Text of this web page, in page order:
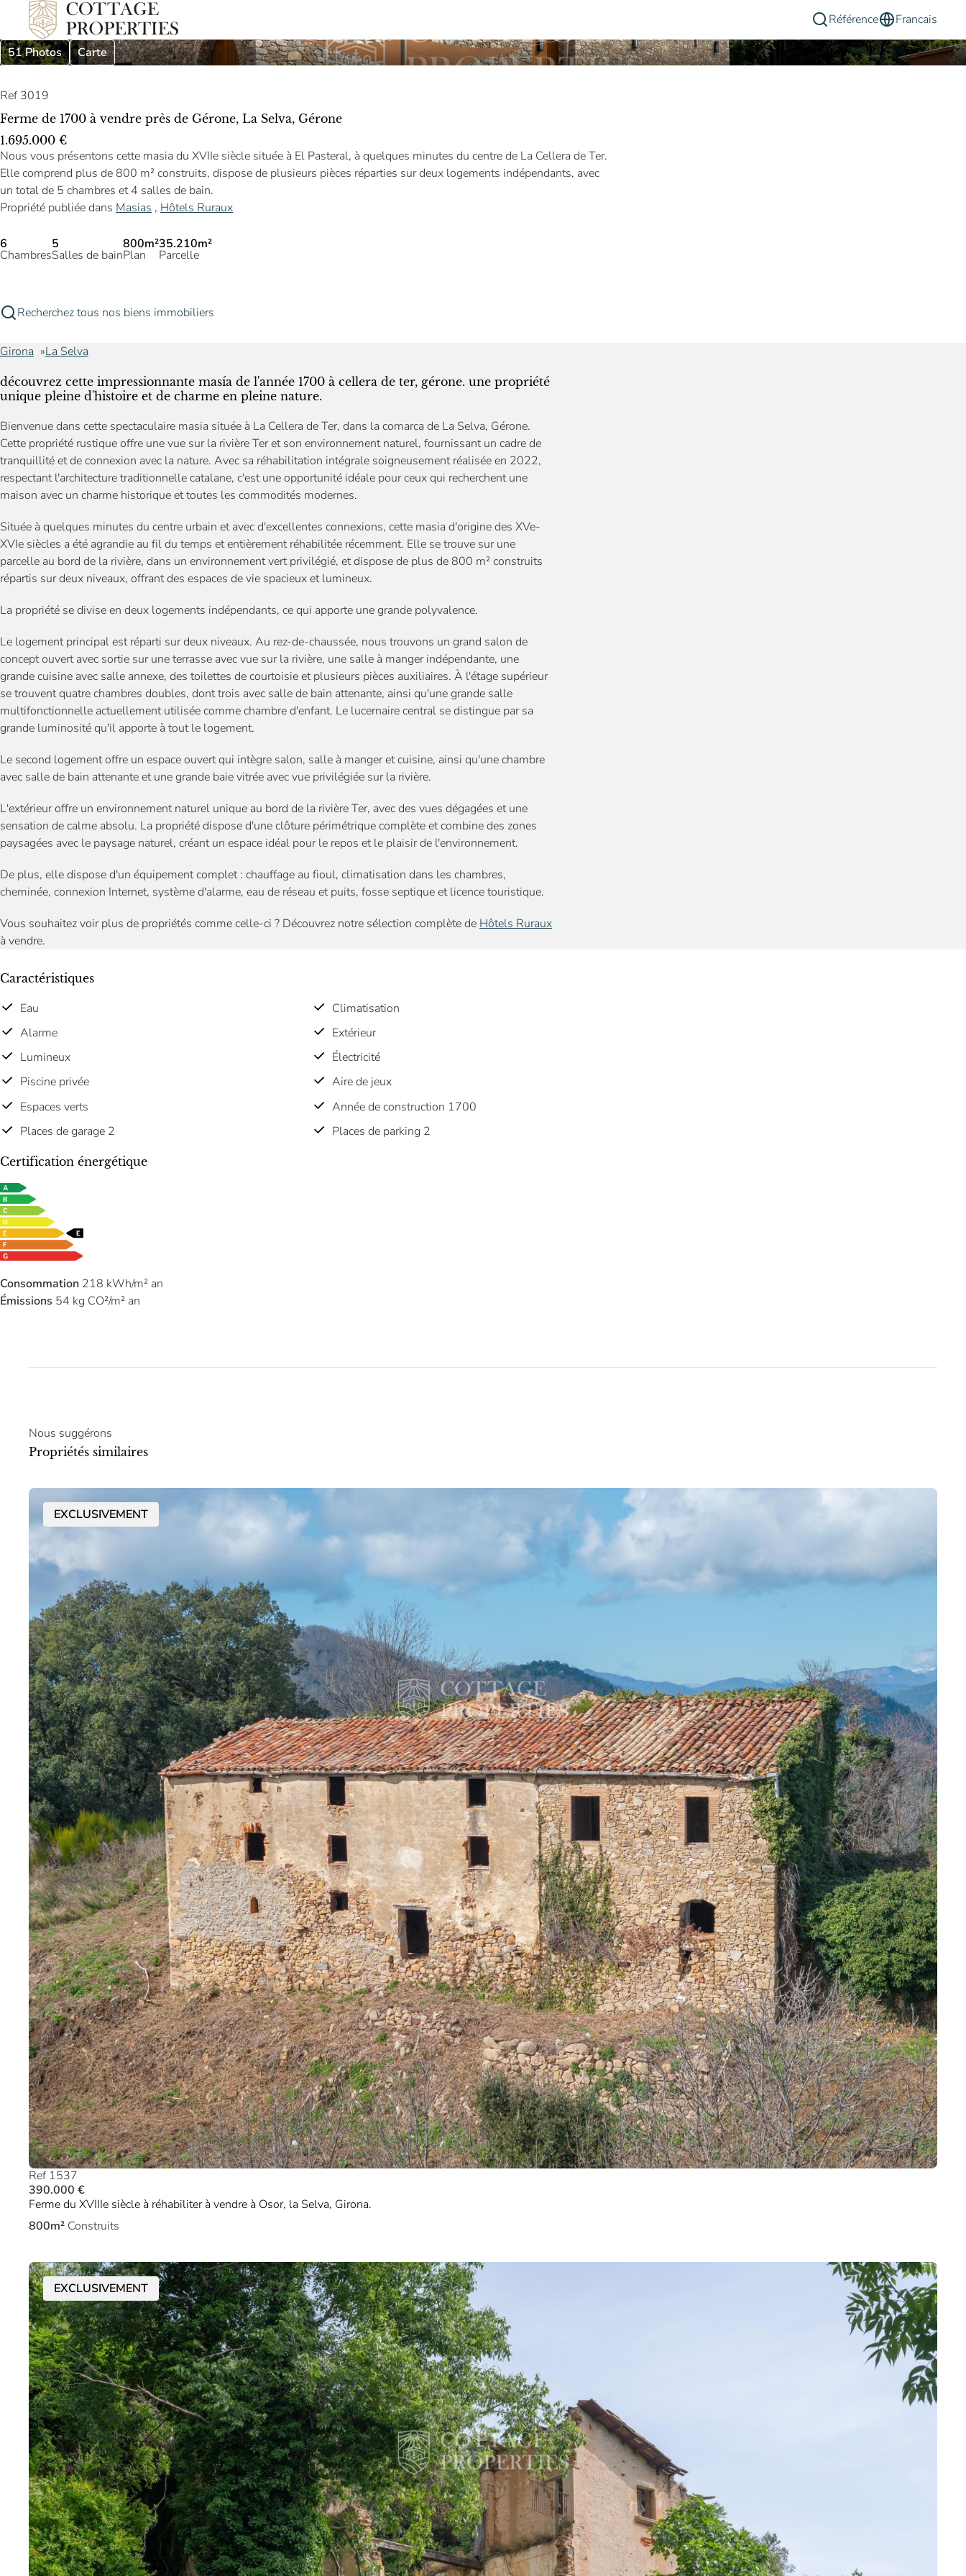
Référence Francais
51 Photos Carte
Ref 3019
Ferme de 1700 à vendre près de Gérone, La Selva, Gérone
1.695.000 €
Nous vous présentons cette masia du XVIIe siècle située à El Pasteral, à quelques minutes du centre de La Cellera de Ter.
Elle comprend plus de 800 m² construits, dispose de plusieurs pièces réparties sur deux logements indépendants, avec
un total de 5 chambres et 4 salles de bain.
Propriété publiée dans Masias , Hôtels Ruraux
6
Chambres
5
Salles de bain
800m²
Plan
35.210m²
Parcelle
Recherchez tous nos biens immobiliers
Girona La Selva
découvrez cette impressionnante masía de l'année 1700 à cellera de ter, gérone. une propriété
unique pleine d'histoire et de charme en pleine nature.
Bienvenue dans cette spectaculaire masia située à La Cellera de Ter, dans la comarca de La Selva, Gérone.
Cette propriété rustique offre une vue sur la rivière Ter et son environnement naturel, fournissant un cadre de
tranquillité et de connexion avec la nature. Avec sa réhabilitation intégrale soigneusement réalisée en 2022,
respectant l'architecture traditionnelle catalane, c'est une opportunité idéale pour ceux qui recherchent une
maison avec un charme historique et toutes les commodités modernes.
Située à quelques minutes du centre urbain et avec d'excellentes connexions, cette masia d'origine des XVe-
XVIe siècles a été agrandie au fil du temps et entièrement réhabilitée récemment. Elle se trouve sur une
parcelle au bord de la rivière, dans un environnement vert privilégié, et dispose de plus de 800 m² construits
répartis sur deux niveaux, offrant des espaces de vie spacieux et lumineux.
La propriété se divise en deux logements indépendants, ce qui apporte une grande polyvalence.
Le logement principal est réparti sur deux niveaux. Au rez-de-chaussée, nous trouvons un grand salon de
concept ouvert avec sortie sur une terrasse avec vue sur la rivière, une salle à manger indépendante, une
grande cuisine avec salle annexe, des toilettes de courtoisie et plusieurs pièces auxiliaires. À l'étage supérieur
se trouvent quatre chambres doubles, dont trois avec salle de bain attenante, ainsi qu'une grande salle
multifonctionnelle actuellement utilisée comme chambre d'enfant. Le lucernaire central se distingue par sa
grande luminosité qu'il apporte à tout le logement.
Le second logement offre un espace ouvert qui intègre salon, salle à manger et cuisine, ainsi qu'une chambre
avec salle de bain attenante et une grande baie vitrée avec vue privilégiée sur la rivière.
L'extérieur offre un environnement naturel unique au bord de la rivière Ter, avec des vues dégagées et une
sensation de calme absolu. La propriété dispose d'une clôture périmétrique complète et combine des zones
paysagées avec le paysage naturel, créant un espace idéal pour le repos et le plaisir de l'environnement.
De plus, elle dispose d'un équipement complet : chauffage au fioul, climatisation dans les chambres,
cheminée, connexion Internet, système d'alarme, eau de réseau et puits, fosse septique et licence touristique.
Vous souhaitez voir plus de propriétés comme celle-ci ? Découvrez notre sélection complète de Hôtels Ruraux
à vendre.
Caractéristiques
Eau
Climatisation
Alarme
Extérieur
Lumineux
Électricité
Piscine privée
Aire de jeux
Espaces verts
Année de construction 1700
Places de garage 2
Places de parking 2
Certification énergétique
Consommation 218 kWh/m² an
Émissions 54 kg CO²/m² an
Nous suggérons
Propriétés similaires
EXCLUSIVEMENT
Ref 1537
390.000 €
Ferme du XVIIIe siècle à réhabiliter à vendre à Osor, la Selva, Girona.
800m² Construits
EXCLUSIVEMENT